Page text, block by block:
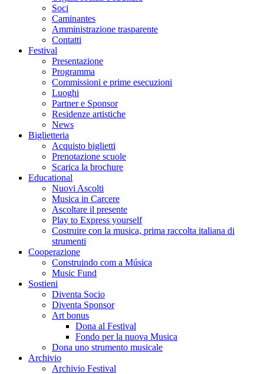
Soci
Caminantes
Amministrazione trasparente
Contatti
Festival
Presentazione
Programma
Commissioni e prime esecuzioni
Luoghi
Partner e Sponsor
Residenze artistiche
News
Biglietteria
Acquisto biglietti
Prenotazione scuole
Scarica la brochure
Educational
Nuovi Ascolti
Musica in Carcere
Ascoltare il presente
Play to Express yourself
Costruire con la musica, prima raccolta italiana di
strumenti
Cooperazione
Construindo com a Música
Music Fund
Sostieni
Diventa Socio
Diventa Sponsor
Art bonus
Dona al Festival
Fondo per la nuova Musica
Dona uno strumento musicale
Archivio
Archivio Festival